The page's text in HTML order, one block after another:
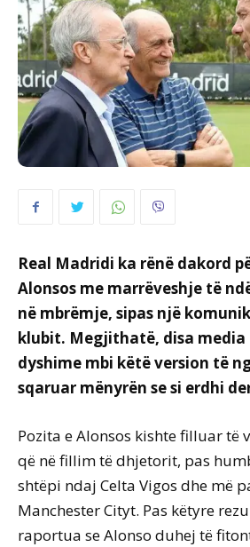
Real Madridi ka rënë dakord
Alonsos me marrëveshje të
në mbrëmje, sipas një
klubit. Megjithatë, disa media
dyshime mbi këtë version të
sqaruar mënyrën se si erdhi
Pozita e Alonsos kishte filluar të
që në fillim të dhjetorit, pas
shtëpi ndaj Celta Vigos dhe më
Manchester Cityt. Pas këtyre
raportua se Alonso duhej të